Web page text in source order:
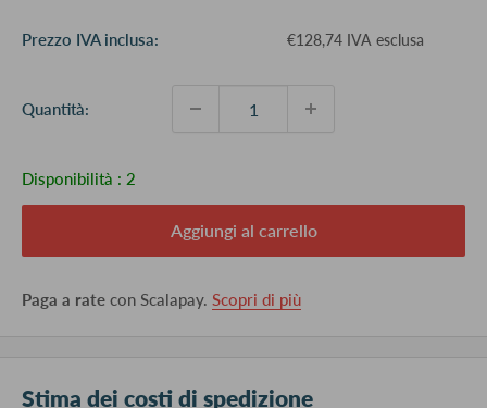
Prezzo IVA inclusa: €128,74 IVA esclusa
Quantità:
Disponibilità : 2
Aggiungi al carrello
Paga a rate con Scalapay. Scopri di più
Stima dei costi di spedizione